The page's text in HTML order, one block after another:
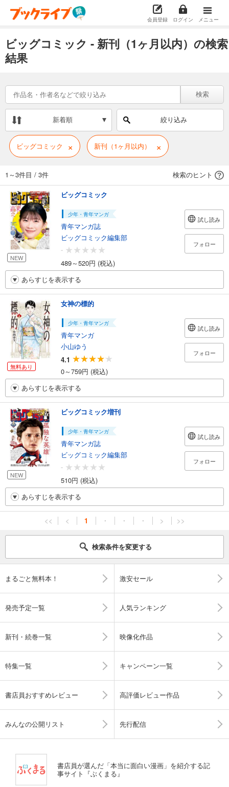
会員登録 ログイン メニュー
ビッグコミック - 新刊（1ヶ月以内）の検索
結果
検索
新着順 絞り込み
ビッグコミック × 新刊（1ヶ月以内） ×
1～3件目 / 3件 検索のヒント
NEW
ビッグコミック
少年・青年マンガ
青年マンガ誌
ビッグコミック編集部
-
489～520円 (税込)
試し読み
フォロー
あらすじを表示する
無料あり
女神の標的
少年・青年マンガ
青年マンガ
小山ゆう
4.1
0～759円 (税込)
試し読み
フォロー
あらすじを表示する
NEW
ビッグコミック増刊
少年・青年マンガ
青年マンガ誌
ビッグコミック編集部
-
510円 (税込)
試し読み
フォロー
あらすじを表示する
<< < 1 ・ ・ ・ > >>
検索条件を変更する
まるごと無料本！ 激安セール
発売予定一覧 人気ランキング
新刊・続巻一覧 映像化作品
特集一覧 キャンペーン一覧
書店員おすすめレビュー 高評価レビュー作品
みんなの公開リスト 先行配信
書店員が選んだ「本当に面白い漫画」を紹介する記
事サイト『ぶくまる』